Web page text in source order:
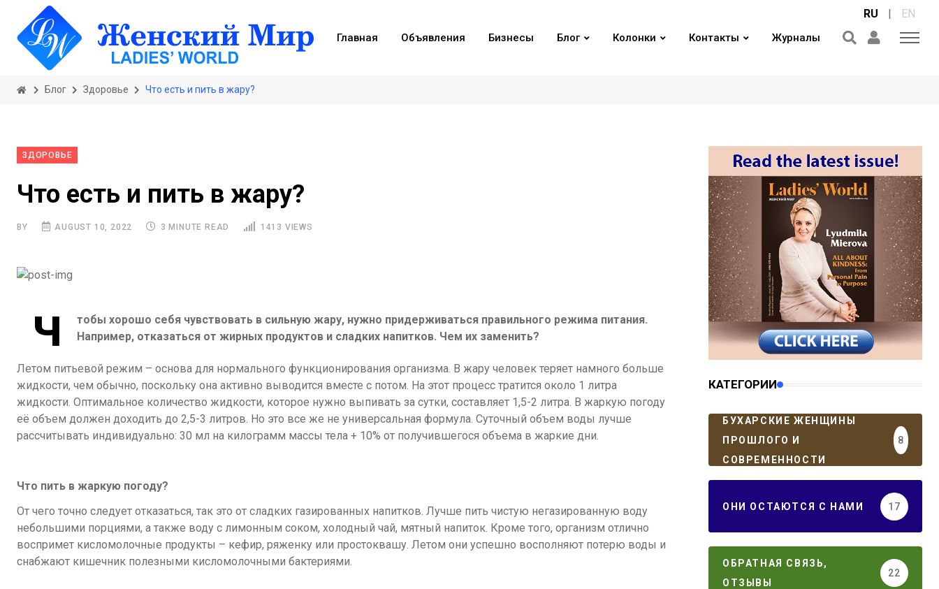
Главная Объявления Бизнесы Блог Колонки Контакты Журналы
RU | EN
Блог Здоровье Что есть и пить в жару?
ЗДОРОВЬЕ
Что есть и пить в жару?
BY AUGUST 10, 2022 3 MINUTE READ 1413 VIEWS
Ч
тобы хорошо себя чувствовать в сильную жару, нужно придерживаться правильного режима питания.
Например, отказаться от жирных продуктов и сладких напитков. Чем их заменить?
Летом питьевой режим – основа для нормального функционирования организма. В жару человек теряет намного больше
жидкости, чем обычно, поскольку она активно выводится вместе с потом. На этот процесс тратится около 1 литра
жидкости. Оптимальное количество жидкости, которое нужно выпивать за сутки, составляет 1,5-2 литра. В жаркую погоду
её объем должен доходить до 2,5-3 литров. Но это все же не универсальная формула. Суточный объем воды лучше
рассчитывать индивидуально: 30 мл на килограмм массы тела + 10% от получившегося объема в жаркие дни.
Что пить в жаркую погоду?
От чего точно следует отказаться, так это от сладких газированных напитков. Лучше пить чистую негазированную воду
небольшими порциями, а также воду с лимонным соком, холодный чай, мятный напиток. Кроме того, организм отлично
воспримет кисломолочные продукты – кефир, ряженку или простоквашу. Летом они успешно восполняют потерю воды и
снабжают кишечник полезными кисломолочными бактериями.
КАТЕГОРИИ
БУХАРСКИЕ ЖЕНЩИНЫ
ПРОШЛОГО И
СОВРЕМЕННОСТИ
8
ОНИ ОСТАЮТСЯ С НАМИ 17
ОБРАТНАЯ СВЯЗЬ,
ОТЗЫВЫ
22